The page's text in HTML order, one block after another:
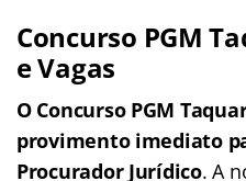
Concurso PGM
e Vagas
O Concurso PGM
provimento imediato
Procurador Jurídico. A